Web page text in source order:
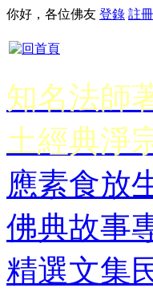
你好，各位佛友 登錄 註冊
知名法師
土經典淨
應素食放
佛典故事
精選文集